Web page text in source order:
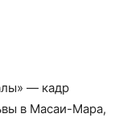
— кадр
в Масаи-Мара,